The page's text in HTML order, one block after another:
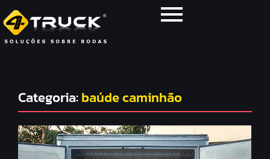
Categoria:baúde caminhão